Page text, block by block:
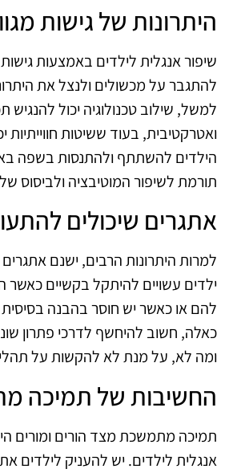
היתרונות של גישות
שיפור אנגלית לילדים באמצעות
להתגבר על מכשולים ולנצל את
למשל, שילוב טכנולוגיה יכול להנגיש
ואטרקטיבית, בעוד ששיטות חווייתיות
הילדים להשתתף ולהתנסות בשפה
תורמת לשיפור המוטיבציה ולביסוס
אתגרים שיכולים
למרות היתרונות הרבים, ישנם
ילדים עשויים להיתקל בקשיים
להם או כאשר יש חוסר בהבנה
כאלה, חשוב להיחשף לדרכי פתרון
ומה לא, על מנת לא להקשות על
החשיבות של תמיכה
תמיכה מתמשכת מצד הורים ומורים
אנגלית לילדים. יש להעניק לילדים